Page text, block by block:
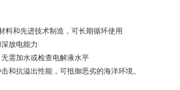
料和先进技术制造，可长期循环使用
放电能力
需加水或检查电解液水平
和抗溢出性能，可抵御恶劣的海洋环境。